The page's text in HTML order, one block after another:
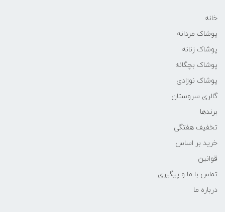
خانه
پوشاک مردانه
پوشاک زنانه
پوشاک بچگانه
پوشاک نوزادی
گالری سروستان
برندها
تخفیف هفتگی
خرید بر اساس
قوانین
تماس با ما و پیگیری
درباره ما